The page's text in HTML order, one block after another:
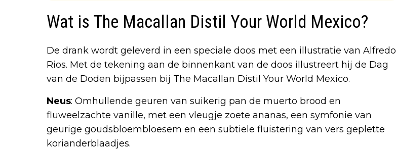
Wat is The Macallan Distil Your World Mexico?
De drank wordt geleverd in een speciale doos met een illustratie van Alfredo
Rios. Met de tekening aan de binnenkant van de doos illustreert hij de Dag
van de Doden bijpassen bij The Macallan Distil Your World Mexico.
Neus: Omhullende geuren van suikerig pan de muerto brood en
fluweelzachte vanille, met een vleugje zoete ananas, een symfonie van
geurige goudsbloembloesem en een subtiele fluistering van vers geplette
korianderblaadjes.